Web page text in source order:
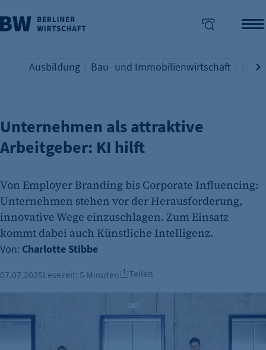
überspringen
Übersicht Schlagwort
Ausbildung
Übersicht Schlagwort
Bau- und Immobilienwirtschaft
FACHKRÄFTE
Unternehmen als attraktive
Arbeitgeber: KI hilft
Von Employer Branding bis Corporate Influencing:
Unternehmen stehen vor der Herausforderung,
innovative Wege einzuschlagen. Zum Einsatz
kommt dabei auch Künstliche Intelligenz.
Von: Charlotte Stibbe
07.07.2025Lesezeit: 5 Minuten Teilen